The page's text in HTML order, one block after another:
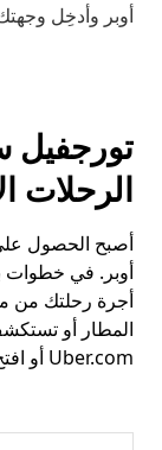
أوبر وأدخِل
تورجفيل
الرحلات
أصبح الحصول
أوبر. في
أجرة رحلتك من
المطار أو
Uber.com أو افتح التطبيق وأدخل وجهتك في تورجفيل.